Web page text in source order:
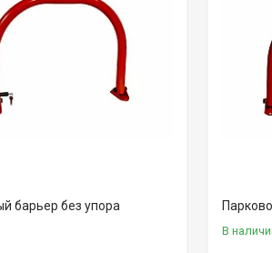
барьер без упора
В